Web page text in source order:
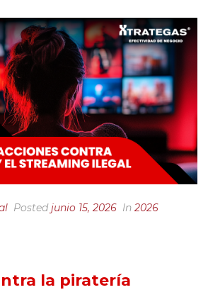
Postedjunio 15, 2026 In 2026
la piratería